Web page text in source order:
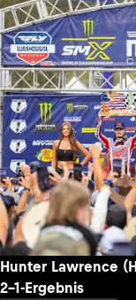
Hunter Lawrence
2-1-Ergebnis